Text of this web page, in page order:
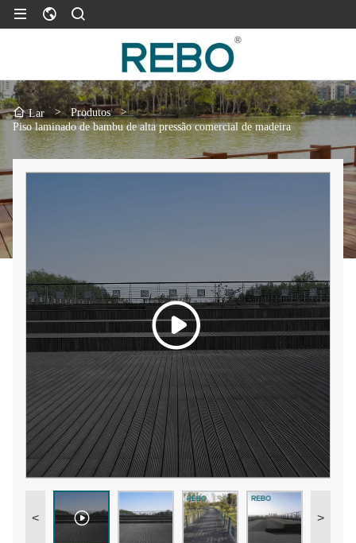
Lar > Produtos
>
Piso laminado de bambu de alta pressão comercial de madeira
< >